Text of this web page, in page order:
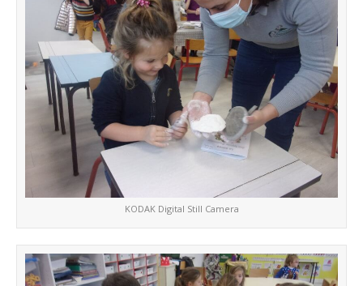
KODAK Digital Still Camera